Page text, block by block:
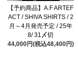
【予約商品】A.F ARTEF
ACT / SHIVA SHIRTS / 2
月～4月発売予定 / 25年
8/ 31〆切
44,000円(税込48,400円)